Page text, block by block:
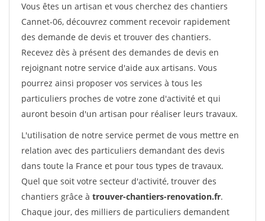
Vous êtes un artisan et vous cherchez des chantiers
Cannet-06, découvrez comment recevoir rapidement
des demande de devis et trouver des chantiers.
Recevez dès à présent des demandes de devis en
rejoignant notre service d'aide aux artisans. Vous
pourrez ainsi proposer vos services à tous les
particuliers proches de votre zone d'activité et qui
auront besoin d'un artisan pour réaliser leurs travaux.
L'utilisation de notre service permet de vous mettre en
relation avec des particuliers demandant des devis
dans toute la France et pour tous types de travaux.
Quel que soit votre secteur d'activité, trouver des
chantiers grâce à trouver-chantiers-renovation.fr.
Chaque jour, des milliers de particuliers demandent